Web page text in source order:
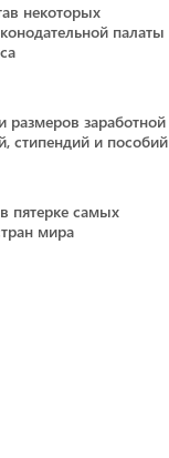
некоторых
палаты
заработной
стипендий и пособий
пятерке самых
мира